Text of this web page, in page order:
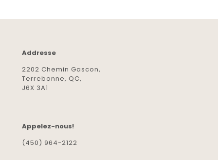
Addresse
2202 Chemin Gascon,
Terrebonne, QC,
J6X 3A1
Appelez-nous!
(450) 964-2122